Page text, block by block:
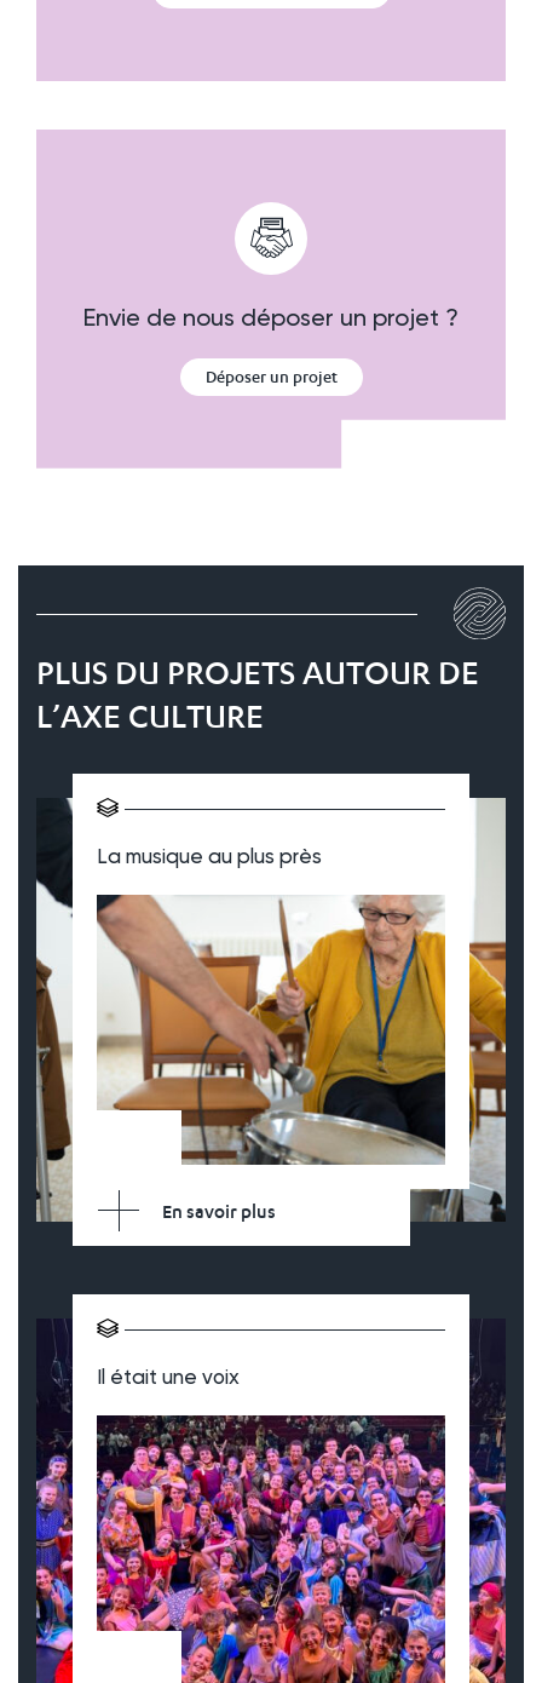
Envie de nous déposer un projet ?
Déposer un projet
PLUS DU PROJETS AUTOUR DE
L’AXE CULTURE
La musique au plus près
En savoir plus
Il était une voix